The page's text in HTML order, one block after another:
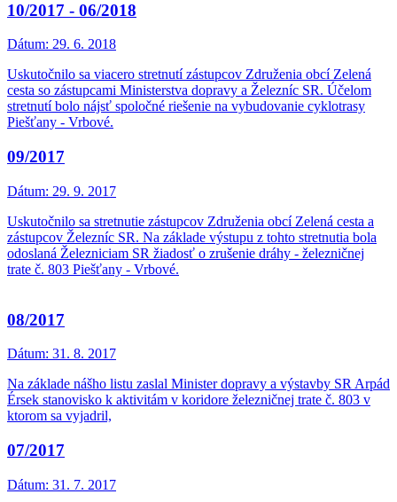
10/2017 - 06/2018
Dátum: 29. 6. 2018
Uskutočnilo sa viacero stretnutí zástupcov Združenia obcí Zelená
cesta so zástupcami Ministerstva dopravy a Železníc SR. Účelom
stretnutí bolo nájsť spoločné riešenie na vybudovanie cyklotrasy
Piešťany - Vrbové.
09/2017
Dátum: 29. 9. 2017
Uskutočnilo sa stretnutie zástupcov Združenia obcí Zelená cesta a
zástupcov Železníc SR. Na základe výstupu z tohto stretnutia bola
odoslaná Železniciam SR žiadosť o zrušenie dráhy - železničnej
trate č. 803 Piešťany - Vrbové.
08/2017
Dátum: 31. 8. 2017
Na základe nášho listu zaslal Minister dopravy a výstavby SR Arpád
Érsek stanovisko k aktivitám v koridore železničnej trate č. 803 v
ktorom sa vyjadril,
07/2017
Dátum: 31. 7. 2017